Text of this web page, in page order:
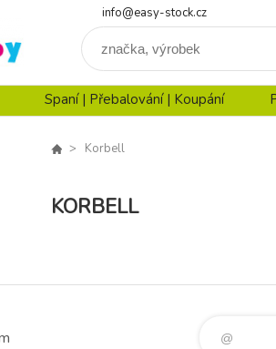
info@easy-stock.cz
Spaní | Přebalování | Koupání
Korbell
KORBELL